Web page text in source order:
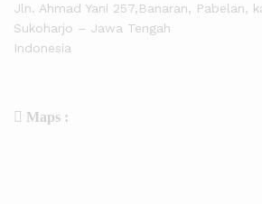
Jln. Ahmad Yani 257,Banaran, Pabelan,
Sukoharjo – Jawa Tengah
Indonesia
Maps :